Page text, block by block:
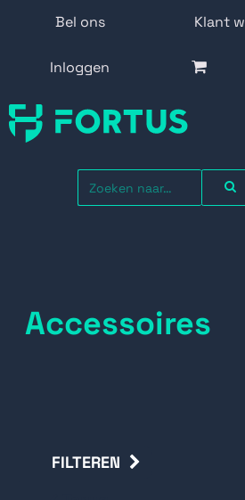
Bel ons Klant
Inloggen
Accessoires
FILTEREN